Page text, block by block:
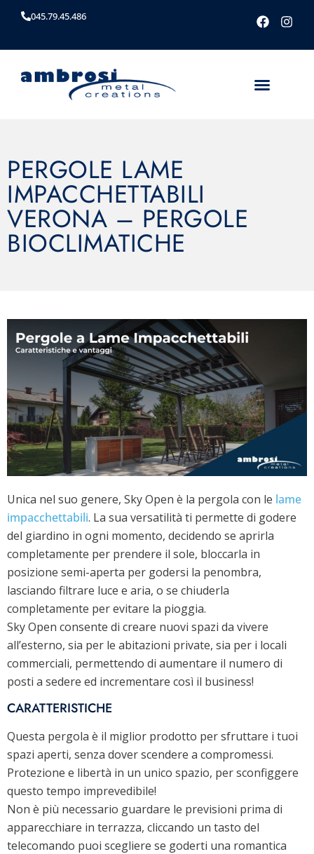
045.79.45.486
PERGOLE LAME
IMPACCHETTABILI
VERONA – PERGOLE
BIOCLIMATICHE
Unica nel suo genere, Sky Open è la pergola con le lame
impacchettabili. La sua versatilità ti permette di godere
del giardino in ogni momento, decidendo se aprirla
completamente per prendere il sole, bloccarla in
posizione semi-aperta per godersi la penombra,
lasciando filtrare luce e aria, o se chiuderla
completamente per evitare la pioggia.
Sky Open consente di creare nuovi spazi da vivere
all’esterno, sia per le abitazioni private, sia per i locali
commerciali, permettendo di aumentare il numero di
posti a sedere ed incrementare così il business!
CARATTERISTICHE
Questa pergola è il miglior prodotto per sfruttare i tuoi
spazi aperti, senza dover scendere a compromessi.
Protezione e libertà in un unico spazio, per sconfiggere
questo tempo imprevedibile!
Non è più necessario guardare le previsioni prima di
apparecchiare in terrazza, cliccando un tasto del
telecomando puoi scegliere se goderti una romantica